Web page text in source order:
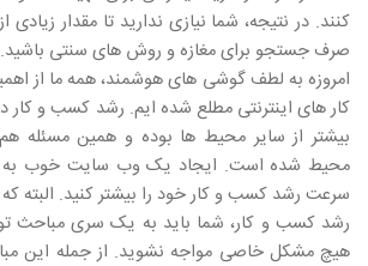
کنند. در نتیجه، شما نیازی ندارید تا مقدار
صرف جستجو برای مغازه و روش های سنتی باشید.
امروزه به لطف گوشی های هوشمند، همه ما از
کار های اینترنتی مطلع شده ایم. رشد کسب و کار
بیشتر از سایر محیط ها بوده و همین مسئله
محیط شده است. ایجاد یک وب سایت خوب به
سرعت رشد کسب و کار خود را بیشتر کنید. البته
رشد کسب و کار، شما باید به یک سری مباحث
هیچ مشکل خاصی مواجه نشوید. از جمله این